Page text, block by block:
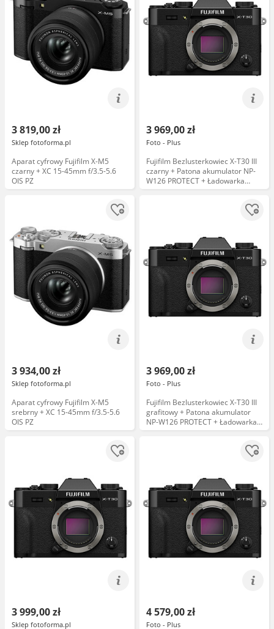
3 819,00 zł
Sklep fotoforma.pl
Aparat cyfrowy Fujifilm X-M5
czarny + XC 15-45mm f/3.5-5.6
OIS PZ
3 969,00 zł
Foto - Plus
Fujifilm Bezlusterkowiec X-T30 III
czarny + Patona akumulator NP-
W126 PROTECT + Ładowarka
podwójna Patona
3 934,00 zł
Sklep fotoforma.pl
Aparat cyfrowy Fujifilm X-M5
srebrny + XC 15-45mm f/3.5-5.6
OIS PZ
3 969,00 zł
Foto - Plus
Fujifilm Bezlusterkowiec X-T30 III
grafitowy + Patona akumulator
NP-W126 PROTECT + Ładowarka
podwójna Patona
3 999,00 zł
Sklep fotoforma.pl
4 579,00 zł
Foto - Plus